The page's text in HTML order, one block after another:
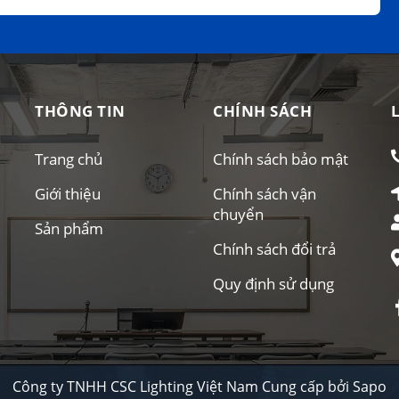
THÔNG TIN
Trang chủ
Giới thiệu
Sản phẩm
CHÍNH SÁCH
Chính sách bảo mật
Chính sách vận
chuyển
Chính sách đổi trả
Quy định sử dụng
Công ty TNHH CSC Lighting Việt Nam Cung cấp bởi Sapo